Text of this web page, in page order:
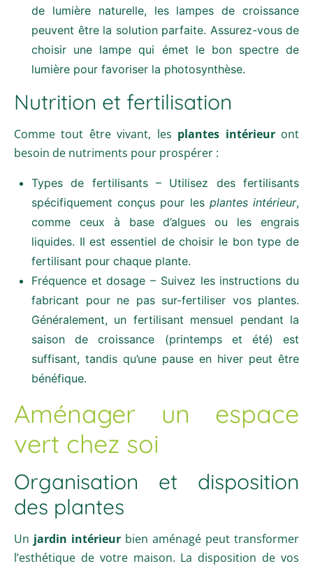
de lumière naturelle, les lampes de croissance
peuvent être la solution parfaite. Assurez-vous de
choisir une lampe qui émet le bon spectre de
lumière pour favoriser la photosynthèse.
Nutrition et fertilisation
Comme tout être vivant, les plantes intérieuront
besoin de nutriments pour prospérer :
Types de fertilisants – Utilisez des fertilisants
spécifiquement conçus pour les plantes intérieur,
comme ceux à base d’algues ou les engrais
liquides. Il est essentiel de choisir le bon type de
fertilisant pour chaque plante.
Fréquence et dosage – Suivez les instructions du
fabricant pour ne pas sur-fertiliser vos plantes.
Généralement, un fertilisant mensuel pendant la
saison de croissance (printemps et été) est
suffisant, tandis qu’une pause en hiver peut être
bénéfique.
Aménager un espace
vert chez soi
Organisation et disposition
des plantes
Un jardin intérieur bien aménagé peut transformer
l’esthétique de votre maison. La disposition de vos